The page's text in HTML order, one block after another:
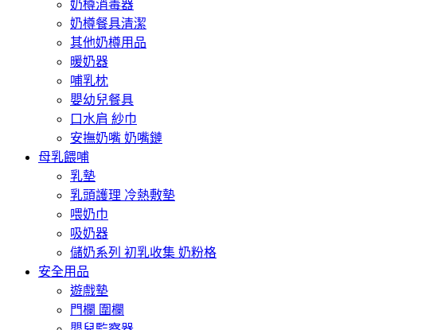
奶樽消毒器
奶樽餐具清潔
其他奶樽用品
暖奶器
哺乳枕
嬰幼兒餐具
口水肩 紗巾
安撫奶嘴 奶嘴鏈
母乳餵哺
乳墊
乳頭護理 冷熱敷墊
喂奶巾
吸奶器
儲奶系列 初乳收集 奶粉格
安全用品
遊戲墊
門欄 圍欄